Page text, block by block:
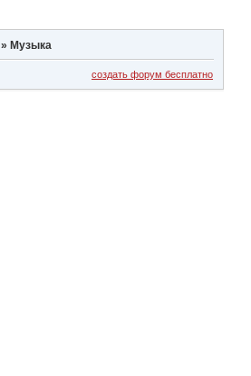
» Музыка
создать форум бесплатно